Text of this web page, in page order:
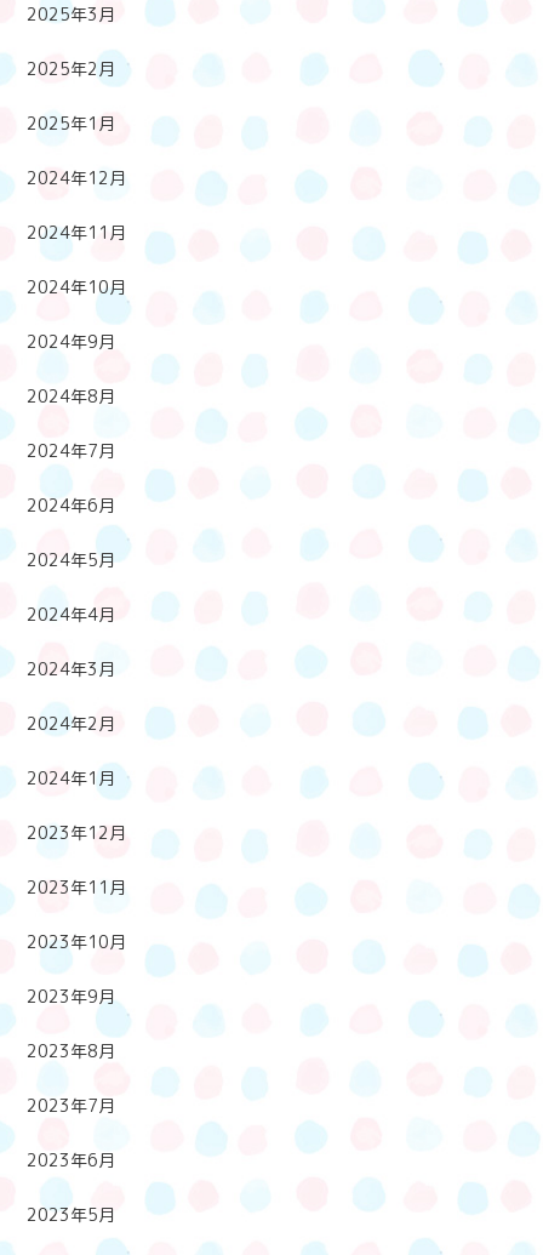
2025年3月
2025年2月
2025年1月
2024年12月
2024年11月
2024年10月
2024年9月
2024年8月
2024年7月
2024年6月
2024年5月
2024年4月
2024年3月
2024年2月
2024年1月
2023年12月
2023年11月
2023年10月
2023年9月
2023年8月
2023年7月
2023年6月
2023年5月